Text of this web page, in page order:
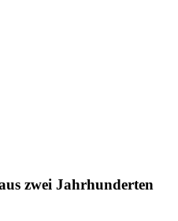
zwei Jahrhunderten